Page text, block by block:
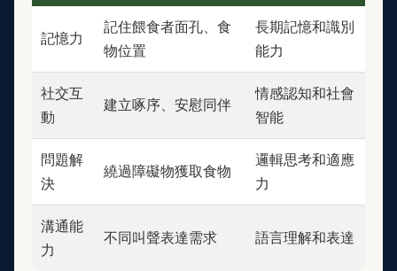
記憶力
記住餵食者面孔、食
物位置
長期記憶和識別
能力
社交互
動
建立啄序、安慰同伴
情感認知和社會
智能
問題解
決
繞過障礙物獲取食物
邏輯思考和適應
力
溝通能
力
不同叫聲表達需求 語言理解和表達